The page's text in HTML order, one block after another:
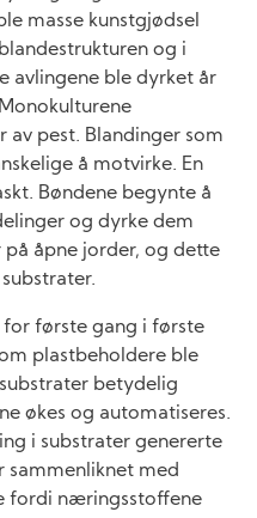
masse kunstgjødsel
og i
avlingene ble dyrket år
pest. Blandinger som
å motvirke. En
Bøndene begynte å
og dyrke dem
åpne jorder, og dette
første gang i første
plastbeholdere ble
bet­ydelig
økes og auto­matiseres.
i substrater genererte
sammenliknet med
fordi næ­ringsstoffene